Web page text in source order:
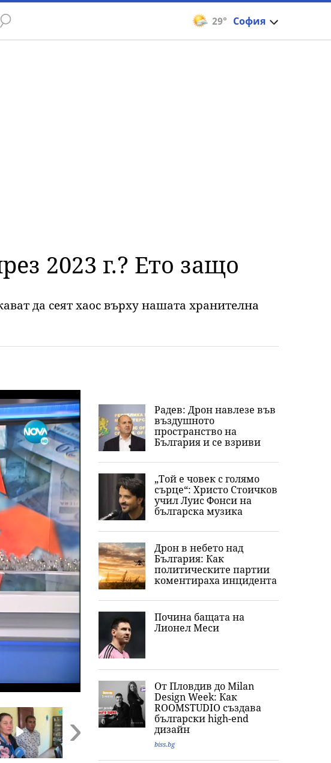
29° София
2023 г.? Ето защо
да сеят хаос върху нашата хранителна
Радев: Дрон навлезе във
въздушното
пространство на
България и се взриви
„Той е човек с голямо
сърце“: Христо Стоичков
учил Луис Фонси на
българска музика
Дрон в небето над
България: Как
политическите партии
коментираха инцидента
Почина бащата на
Лионел Меси
От Пловдив до Milan
Design Week: Как
ROOMSTUDIO създава
български high-end
дизайн
biss.bg